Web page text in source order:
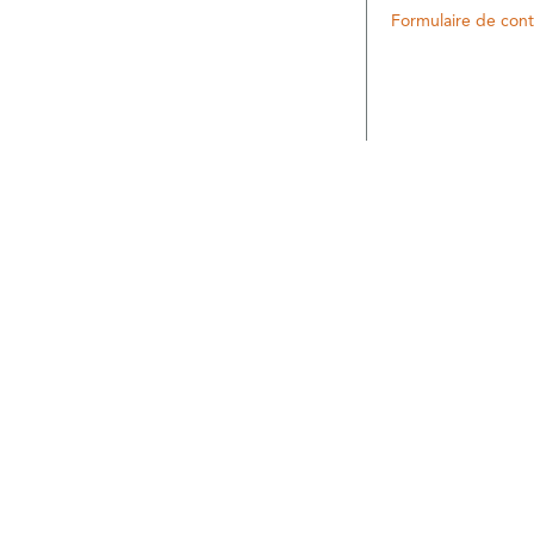
Formulaire de